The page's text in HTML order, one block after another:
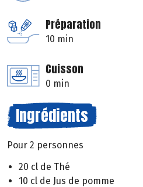
Préparation
10 min
Cuisson
0 min
Ingrédients
Pour 2 personnes
20 cl de Thé
10 cl de Jus de pomme